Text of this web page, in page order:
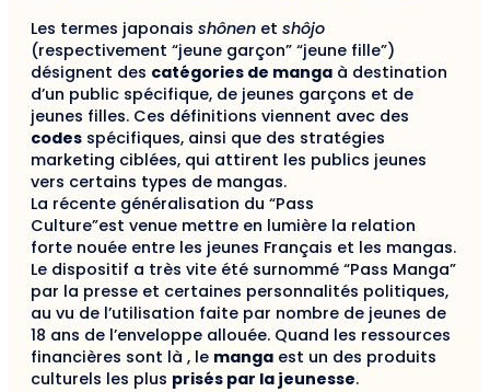
Les termes japonais shônen et shôjo
(respectivement “jeune garçon” “jeune fille”)
désignent des catégories de manga à destination
d’un public spécifique, de jeunes garçons et de
jeunes filles. Ces définitions viennent avec des
codes spécifiques, ainsi que des stratégies
marketing ciblées, qui attirent les publics jeunes
vers certains types de mangas.
La récente généralisation du “Pass
Culture”est venue mettre en lumière la relation
forte nouée entre les jeunes Français et les mangas.
Le dispositif a très vite été surnommé “Pass Manga”
par la presse et certaines personnalités politiques,
au vu de l’utilisation faite par nombre de jeunes de
18 ans de l’enveloppe allouée. Quand les ressources
financières sont là , le manga est un des produits
culturels les plus prisés par la jeunesse.